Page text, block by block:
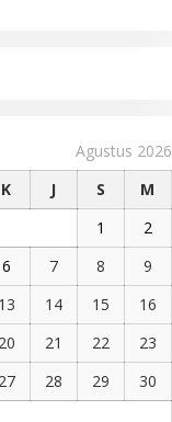
Agustus 2026
K J S
M
1
2
6 7 8
9
13 14 15
16
20 21 22
23
27 28 29
30